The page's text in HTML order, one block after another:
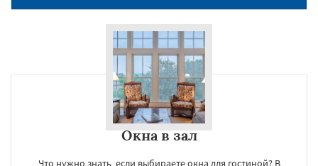
Окна в зал
Что нужно знать, если выбираете окна для гостиной? В